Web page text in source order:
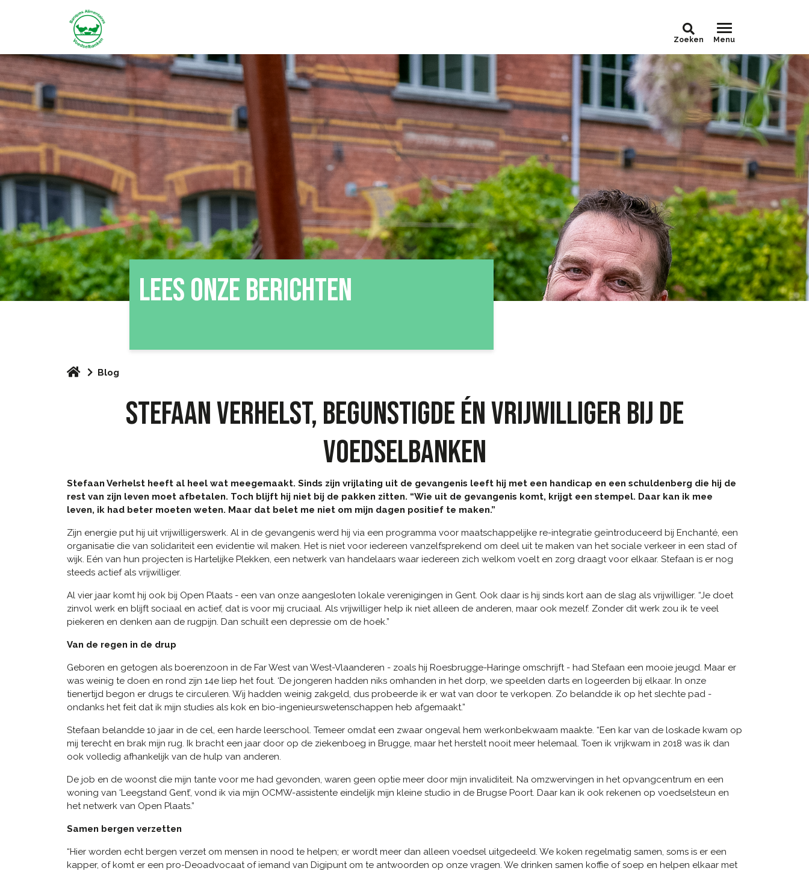
Zoeken Menu
LEES ONZE BERICHTEN
Blog
STEFAAN VERHELST, BEGUNSTIGDE ÉN VRIJWILLIGER BIJ DE
VOEDSELBANKEN
Stefaan Verhelst heeft al heel wat meegemaakt. Sinds zijn vrijlating uit de gevangenis leeft hij met een handicap en een schuldenberg die hij de
rest van zijn leven moet afbetalen. Toch blijft hij niet bij de pakken zitten. “Wie uit de gevangenis komt, krijgt een stempel. Daar kan ik mee
leven, ik had beter moeten weten. Maar dat belet me niet om mijn dagen positief te maken.”
Zijn energie put hij uit vrijwilligerswerk. Al in de gevangenis werd hij via een programma voor maatschappelijke re-integratie geïntroduceerd bij Enchanté, een
organisatie die van solidariteit een evidentie wil maken. Het is niet voor iedereen vanzelfsprekend om deel uit te maken van het sociale verkeer in een stad of
wijk. Eén van hun projecten is Hartelijke Plekken, een netwerk van handelaars waar iedereen zich welkom voelt en zorg draagt voor elkaar. Stefaan is er nog
steeds actief als vrijwilliger.
Al vier jaar komt hij ook bij Open Plaats - een van onze aangesloten lokale verenigingen in Gent. Ook daar is hij sinds kort aan de slag als vrijwilliger. “Je doet
zinvol werk en blijft sociaal en actief, dat is voor mij cruciaal. Als vrijwilliger help ik niet alleen de anderen, maar ook mezelf. Zonder dit werk zou ik te veel
piekeren en denken aan de rugpijn. Dan schuilt een depressie om de hoek.”
Van de regen in de drup
Geboren en getogen als boerenzoon in de Far West van West-Vlaanderen - zoals hij Roesbrugge-Haringe omschrijft - had Stefaan een mooie jeugd. Maar er
was weinig te doen en rond zijn 14e liep het fout. ‘De jongeren hadden niks omhanden in het dorp, we speelden darts en logeerden bij elkaar. In onze
tienertijd begon er drugs te circuleren. Wij hadden weinig zakgeld, dus probeerde ik er wat van door te verkopen. Zo belandde ik op het slechte pad -
ondanks het feit dat ik mijn studies als kok en bio-ingenieurswetenschappen heb afgemaakt.”
Stefaan belandde 10 jaar in de cel, een harde leerschool. Temeer omdat een zwaar ongeval hem werkonbekwaam maakte. “Een kar van de loskade kwam op
mij terecht en brak mijn rug. Ik bracht een jaar door op de ziekenboeg in Brugge, maar het herstelt nooit meer helemaal. Toen ik vrijkwam in 2018 was ik dan
ook volledig afhankelijk van de hulp van anderen.
De job en de woonst die mijn tante voor me had gevonden, waren geen optie meer door mijn invaliditeit. Na omzwervingen in het opvangcentrum en een
woning van ‘Leegstand Gent’, vond ik via mijn OCMW-assistente eindelijk mijn kleine studio in de Brugse Poort. Daar kan ik ook rekenen op voedselsteun en
het netwerk van Open Plaats.”
Samen bergen verzetten
“Hier worden echt bergen verzet om mensen in nood te helpen; er wordt meer dan alleen voedsel uitgedeeld. We koken regelmatig samen, soms is er een
kapper, of komt er een pro-Deoadvocaat of iemand van Digipunt om te antwoorden op onze vragen. We drinken samen koffie of soep en helpen elkaar met